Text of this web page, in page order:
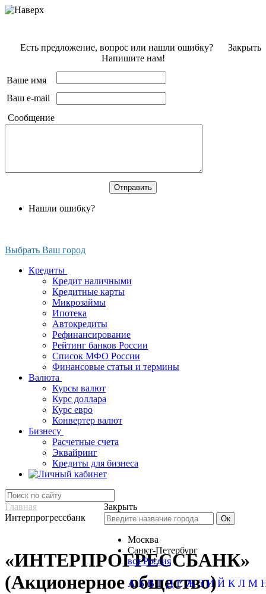
Закрыть
Есть предложение, вопрос или нашли ошибку?
Напишите нам!
Ваше имя
Ваш e-mail
Сообщение
Нашли ошибку?
Выбрать Ваш город
Кредиты
Кредит наличными
Кредитные карты
Микрозаймы
Ипотека
Автокредиты
Рефинансирование
Рейтинг банков России
Список МФО России
Финансовые статьи и термины
Валюта
Курсы валют
Курс доллара
Курс евро
Конвертер валют
Бизнесу
Расчетные счета
Эквайринг
Кредиты для бизнеса
Закрыть
Москва
Санкт-Петербург
вся Россия
А Б В Г Д Е Ж З И Й К Л М
Главная
Интерпрогрессбанк
«ИНТЕРПРОГРЕССБАНК»
(Акционерное общество)